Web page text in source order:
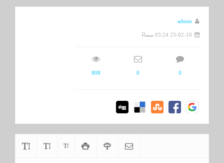
admin
23-02-10 03:24 مساءً
0
0
808